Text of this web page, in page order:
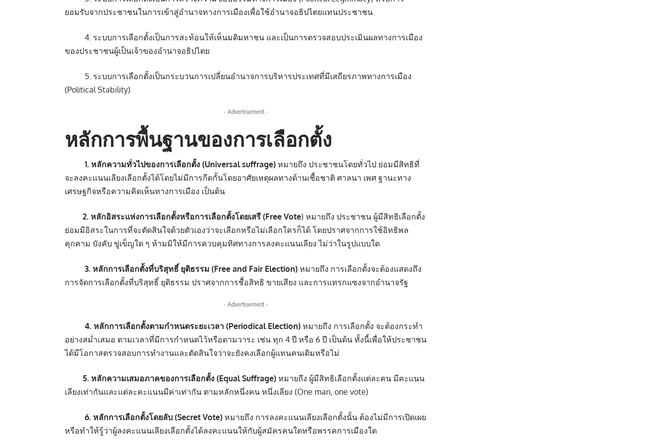
ยอมรับจากประชาชนในการเข้าสู่อำนาจทางการเมืองเพื่อใช้อำนาจอธิปไตยแทนประชาชน
4. ระบบการเลือกตั้งเป็นการสะท้อนให้เห็นมติมหาชน และเป็นการตรวจสอบประเมินผลทางการเมือง
ของประชาชนผู้เป็นเจ้าของอำนาจอธิปไตย
5. ระบบการเลือกตั้งเป็นกระบวนการเปลี่ยนอำนาจการบริหารประเทศที่มีเสถียรภาพทางการเมือง
(Political Stability)
- Advertisement -
หลักการพื้นฐานของการเลือกตั้ง
1. หลักความทั่วไปของการเลือกตั้ง (Universal suffrage) หมายถึง ประชาชนโดยทั่วไป ย่อมมีสิทธิที่
จะลงคะแนนเลียงเลือกตั้งได้โดยไม่มีการกีดกั้นโดยอาศัยเหตุผลทางด้านเชื้อชาติ ศาลนา เพศ ฐานะทาง
เศรษฐกิจหรือความคิดเห็นทางการเมือง เป็นต้น
2. หลักอิสระแห่งการเลือกตั้งหรือการเลือกตั้งโดยเสรี (Free Vote) หมายถึง ประชาชน ผู้มีสิทธิเลือกตั้ง
ย่อมมีอิสระในการที่จะตัดสินใจด้วยตัวเองว่าจะเลือกหรือไม่เลือกใครก็ได้ โดยปราศจากการใช้อิทธิพล
คุกคาม บังคับ ขู่เข็ญใด ๆ ห้ามมิให้มีการควบคุมทิศทางการลงคะแนนเลียง ไม่ว่าในรูปแบบใด
3. หลักการเลือกตั้งที่บริสุทธิ์ ยุติธรรม (Free and Fair Election) หมายถึง การเลือกตั้งจะต้องแสดงถึง
การจัดการเลือกตั้งที่บริสุทธิ์ ยุติธรรม ปราศจากการชื้อสิทธิ ขายเสียง และการแทรกแซงจากอำนาจรัฐ
- Advertisement -
4. หลักการเลือกตั้งตามกำหนดระยะเวลา (Periodical Election) หมายถึง การเลือกตั้ง จะต้องกระทำ
อย่างสม่ำเสมอ ตามเวลาที่มีการกำหนดไว้หรือตามวาระ เช่น ทุก 4 ปี หรือ 6 ปี เป็นต้น ทั้งนี้เพื่อให้ประชาชน
ได้มีโอกาสตรวจสอบการทำงานและตัดสินใจว่าจะยังคงเลือกผู้แทนคนเดิมหรือไม่
5. หลักความเสมอภาคของการเลือกตั้ง (Equal Suffrage) หมายถึง ผู้มีสิทธิเลือกตั้งแต่ละคน มีคะแนน
เลียงเท่ากันและแต่ละคะแนนมีค่าเท่ากัน ตามหลักหนึ่งคน หนึ่งเลียง (One man, one vote)
6. หลักการเลือกตั้งโดยลับ (Secret Vote) หมายถึง การลงคะแนนเลียงเลือกตั้งนั้น ต้องไม่มีการเปิดเผย
หรือทำให้รู้ว่าผู้ลงคะแนนเลียงเลือกตั้งได้ลงคะแนนให้กับผู้สมัครคนใดหรือพรรคการเมืองใด